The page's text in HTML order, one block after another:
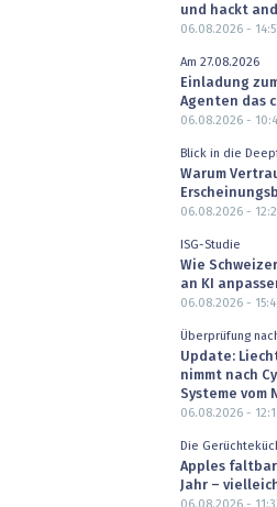
und hackt
06.08.2026 -
Am 27.08.2026
Einladung
Agenten das
06.08.2026 -
Blick in die
Warum
06.08.2026 -
ISG-Studie
Wie
an KI
06.08.2026 -
Überprüfung
Update:
nimmt nach
Systeme vom
06.08.2026 -
Die
Apples
Jahr –